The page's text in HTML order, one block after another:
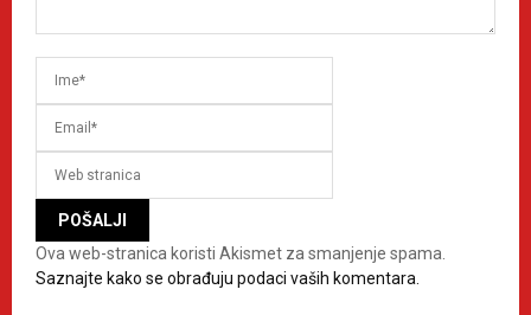
Ova web-stranica koristi Akismet za smanjenje spama.
Saznajte kako se obrađuju podaci vaših komentara.